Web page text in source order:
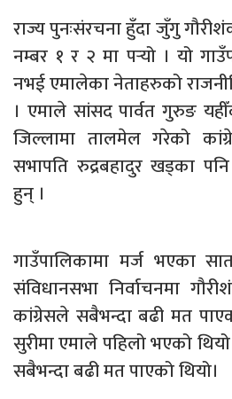
राज्य पुनःसंरचना हुँदा जुँगु
नम्बर १ र २ मा पर्‍यो । यो
नभई एमालेका नेताहरुको
। एमाले सांसद पार्वत गुरुङ
जिल्लामा तालमेल गरेको
सभापति रुद्रबहादुर खड्का
हुन् ।
गाउँपालिकामा मर्ज भएका
संविधानसभा निर्वाचनमा
कांग्रेसले सबैभन्दा बढी मत
सुरीमा एमाले पहिलो भएको
सबैभन्दा बढी मत पाएको थियो।